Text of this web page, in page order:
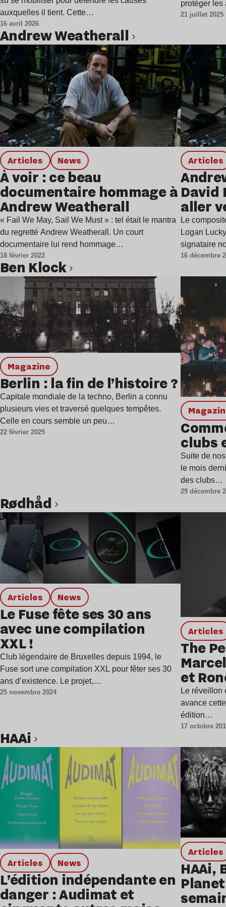
auxquelles il tient. Cette…
16 avril 2026
protéger
21 juillet 2025
Andrew Weatherall
Articles news
À voir : ce beau
documentaire hommage à
Andrew Weatherall
« Fail We May, Sail We Must » : tel était le mantra
du regretté Andrew Weatherall. Un court
documentaire lui rend hommage…
18 février 2022
Articles
David
aller
Le
Logan
signataire
16 décembre
Lire l’article
Ben Klock
magazine
Berlin : la fin de l’histoire ?
Capitale mondiale de la techno, Berlin a connu
plusieurs vies et traversé quelques tempêtes.
Celle en cours semble un peu…
22 février 2025
clubs
Suite de
le mois
des clubs…
29 décembre
Lire l’article
Rødhåd
Articles news
Le Fuse fête ses 30 ans
avec une compilation
XXL !
Club légendaire de Bruxelles depuis 1994, le
Fuse sort une compilation XXL pour fêter ses 30
ans d’existence. Le projet,…
25 novembre 2024
Articles
The
et
Le réveillon
avance
édition…
17 octobre
Lire l’article
HAAi
Articles news
L’édition indépendante en
danger : Audimat et
Articles
HAAi,
Lire l’article